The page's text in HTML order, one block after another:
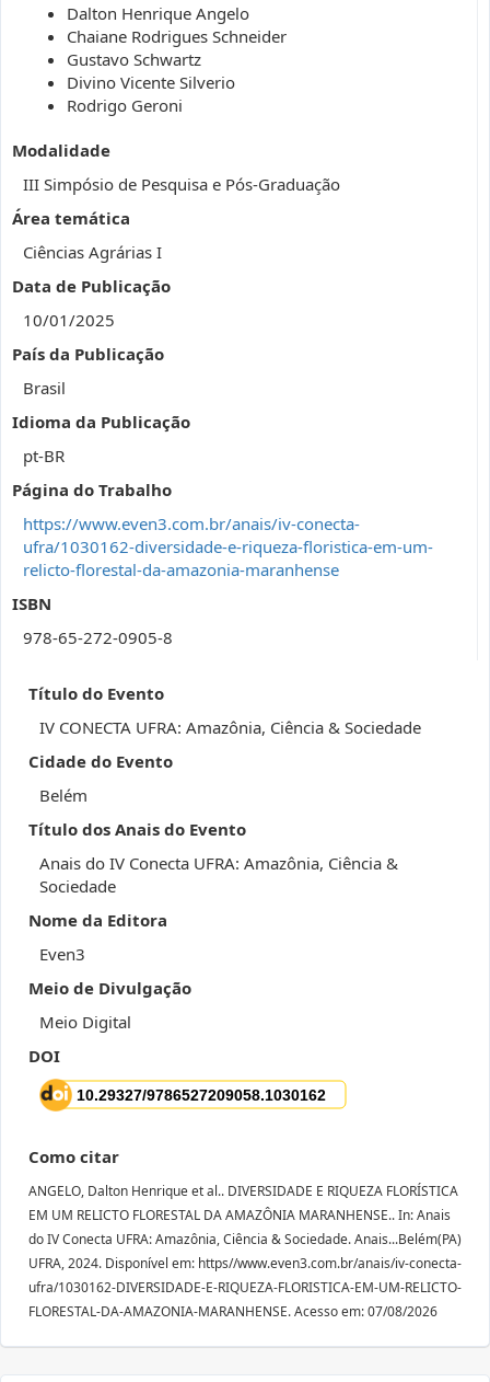
Dalton Henrique Angelo
Chaiane Rodrigues Schneider
Gustavo Schwartz
Divino Vicente Silverio
Rodrigo Geroni
Modalidade
III Simpósio de Pesquisa e Pós-Graduação
Área temática
Ciências Agrárias I
Data de Publicação
10/01/2025
País da Publicação
Brasil
Idioma da Publicação
pt-BR
Página do Trabalho
https://www.even3.com.br/anais/iv-conecta-
ufra/1030162-diversidade-e-riqueza-floristica-em-um-
relicto-florestal-da-amazonia-maranhense
ISBN
978-65-272-0905-8
Título do Evento
IV CONECTA UFRA: Amazônia, Ciência & Sociedade
Cidade do Evento
Belém
Título dos Anais do Evento
Anais do IV Conecta UFRA: Amazônia, Ciência &
Sociedade
Nome da Editora
Even3
Meio de Divulgação
Meio Digital
DOI
Como citar
ANGELO, Dalton Henrique et al.. DIVERSIDADE E RIQUEZA FLORÍSTICA
EM UM RELICTO FLORESTAL DA AMAZÔNIA MARANHENSE.. In: Anais
do IV Conecta UFRA: Amazônia, Ciência & Sociedade. Anais...Belém(PA)
UFRA, 2024. Disponível em: https//www.even3.com.br/anais/iv-conecta-
ufra/1030162-DIVERSIDADE-E-RIQUEZA-FLORISTICA-EM-UM-RELICTO-
FLORESTAL-DA-AMAZONIA-MARANHENSE. Acesso em: 07/08/2026